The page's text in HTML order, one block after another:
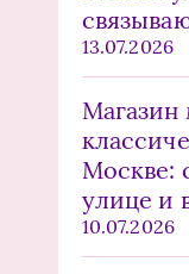
13.07.2026
Москве:
улице и
10.07.2026